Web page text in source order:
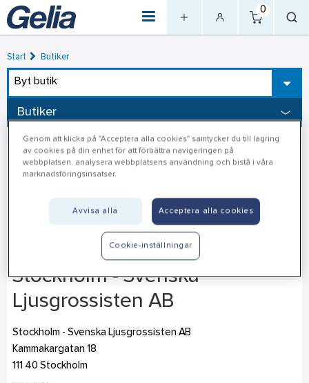
0
Start Butiker
Byt butik
Butiker
Stockholm - Svenska
Ljusgrossisten AB
Stockholm - Svenska Ljusgrossisten AB
Kammakargatan 18
111 40 Stockholm
Genom att klicka på "Acceptera alla cookies" samtycker du till lagring
av cookies på din enhet för att förbättra navigeringen på
webbplatsen, analysera webbplatsens användning och bistå i våra
marknadsföringsinsatser.
Avvisa alla Acceptera alla cookies
Cookie-inställningar